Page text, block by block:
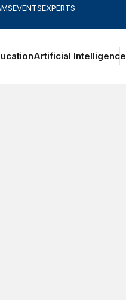
EXPERTS
EVENTS
Artificial Intelligence